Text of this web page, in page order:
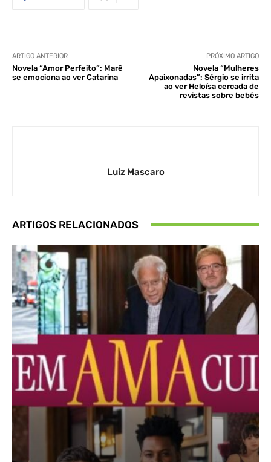
ARTIGO ANTERIOR
Novela “Amor Perfeito”: Marê
se emociona ao ver Catarina
PRÓXIMO ARTIGO
Novela “Mulheres
Apaixonadas”: Sérgio se irrita
ao ver Heloísa cercada de
revistas sobre bebês
Luiz Mascaro
ARTIGOS RELACIONADOS